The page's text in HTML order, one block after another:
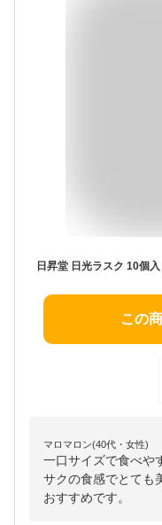
この
マロマロン(40代・女性)
一口サイズで食べや
サクの食感でとても
おすすめです。